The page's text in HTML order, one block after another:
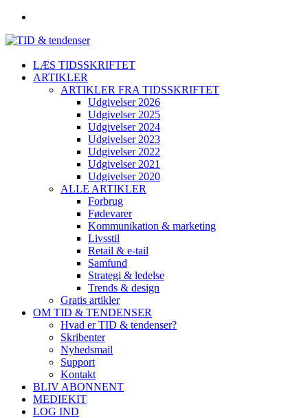
LÆS TIDSSKRIFTET
ARTIKLER
ARTIKLER FRA TIDSSKRIFTET
Udgivelser 2026
Udgivelser 2025
Udgivelser 2024
Udgivelser 2023
Udgivelser 2022
Udgivelser 2021
Udgivelser 2020
ALLE ARTIKLER
Forbrug
Fødevarer
Kommunikation & marketing
Livsstil
Retail & e-tail
Samfund
Strategi & ledelse
Trends & design
Gratis artikler
OM TID & TENDENSER
Hvad er TID & tendenser?
Skribenter
Nyhedsmail
Support
Kontakt
BLIV ABONNENT
MEDIEKIT
LOG IND